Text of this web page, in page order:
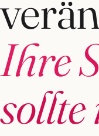
SEO
Ihre
sollte